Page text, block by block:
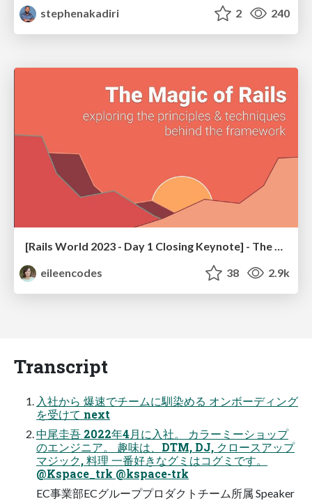
stephenakadiri
2 240
[Rails World 2023 - Day 1 Closing Keynote] - The Magic of Rails
eileencodes
38 2.9k
Transcript
入社から 爆速でチームに馴染める オンボーディング
を受けて next
中尾圭吾 2022年4月に入社。 カラーミーショップ
のエンジニア。 趣味は、DTM, DJ, クロースアップ
マジック, 料理 一番好きなグミはコグミです。
@Kspace_trk @kspace-trk
EC事業部ECグループプロダクトチーム所属 Speaker